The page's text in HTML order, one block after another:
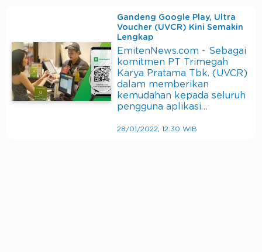
Gandeng Google Play, Ultra
Voucher (UVCR) Kini Semakin
Lengkap
EmitenNews.com - Sebagai
komitmen PT Trimegah
Karya Pratama Tbk. (UVCR)
dalam memberikan
kemudahan kepada seluruh
pengguna aplikasi…
28/01/2022, 12:30 WIB